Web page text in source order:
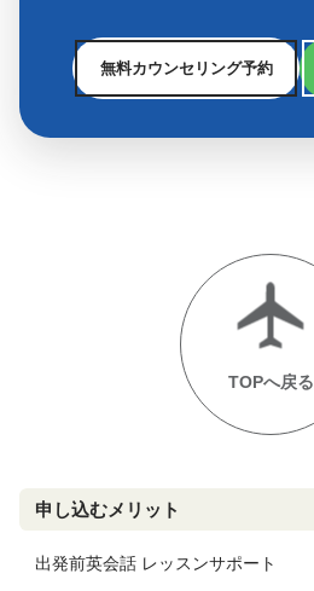
無料カウンセリング予約
TOPへ戻る
申し込むメリット
出発前英会話 レッスンサポート